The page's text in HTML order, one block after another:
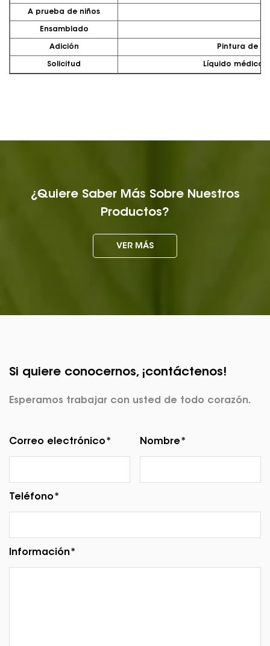
A prueba de niños
Ensamblado
Adición Pintura de
Solicitud Líquido médico,
¿Quiere Saber Más Sobre Nuestros
Productos?
VER MÁS
Si quiere conocernos, ¡contáctenos!
Esperamos trabajar con usted de todo corazón.
Correo electrónico* Nombre*
Teléfono*
Información*